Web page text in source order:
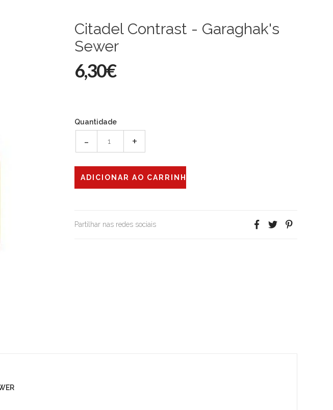
Citadel Contrast - Garaghak's
Sewer
6,30€
Quantidade
- +
Partilhar nas redes sociais